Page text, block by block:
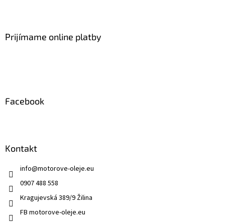
Prijímame online platby
Facebook
Kontakt
info@motorove-oleje.eu
0907 488 558
Kragujevská 389/9 Žilina
FB motorove-oleje.eu